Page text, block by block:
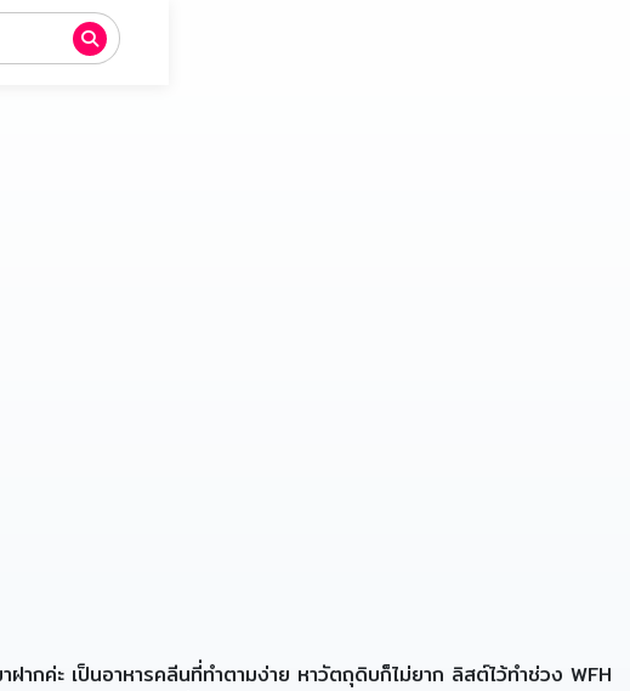
กค่ะ เป็นอาหารคลีนที่ทำตามง่าย หาวัตถุดิบก็ไม่ยาก ลิสต์ไว้ทำช่วง WFH